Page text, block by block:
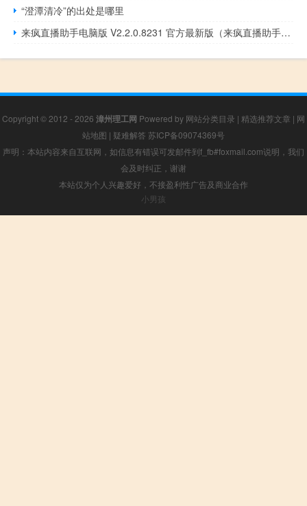
“澄潭清冷”的出处是哪里
来疯直播助手电脑版 V2.2.0.8231 官方最新版（来疯直播助手电脑版 V2.2.0.8231 官方最新版功能简介）
Copyright © 2012 - 2026 漳州理工网 Powered by 网站分类目录 | 精选推荐文章 | 网
站地图 | 疑难解答 苏ICP备09074369号
声明：本站内容来自互联网，如信息有错误可发邮件到f_fb#foxmail.com说明，我们
会及时纠正，谢谢
本站仅为个人兴趣爱好，不接盈利性广告及商业合作
小男孩